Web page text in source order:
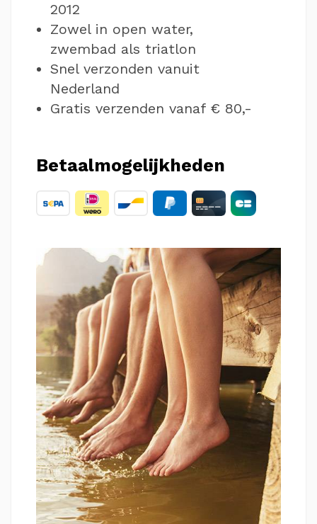
2012
Zowel in open water,
zwembad als triatlon
Snel verzonden vanuit
Nederland
Gratis verzenden vanaf € 80,-
Betaalmogelijkheden